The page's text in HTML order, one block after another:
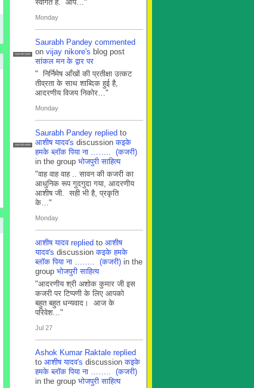
स्वागत है. आप…"
Monday
सदस्य टीम प्रबंधन
Saurabh Pandey commented
on vijay nikore's blog post
सांकल मन के द्वार पर
" निर्निमेष आँखों की प्रतीक्षा उत्कट
तीव्रता के साथ शाब्दिक हुई है,
आदरणीय विजय निकोर…"
Monday
सदस्य टीम प्रबंधन
Saurabh Pandey replied to
आशीष यादव's discussionकइके
हमके ब्लाॅक पिया ना …….. (कजरी)
in the group भोजपुरी साहित्य
"वाह वाह वाह .. सावन की कजरी का
आधुनिक रूप गुदगुदा गया, आदरणीय
आशीष जी. सही भी है, प्रकृति
के…"
Monday
आशीष यादव replied to आशीष
यादव's discussionकइके हमके
ब्लाॅक पिया ना …….. (कजरी) in the
group भोजपुरी साहित्य
"आदरणीय श्री अशोक कुमार जी इस
कजरी पर टिप्पणी के लिए आपको
बहुत बहुत धन्यवाद। आज के
परिवेश…"
Jul 27
Ashok Kumar Raktale replied
to आशीष यादव's discussionकइके
हमके ब्लाॅक पिया ना …….. (कजरी)
in the group भोजपुरी साहित्य